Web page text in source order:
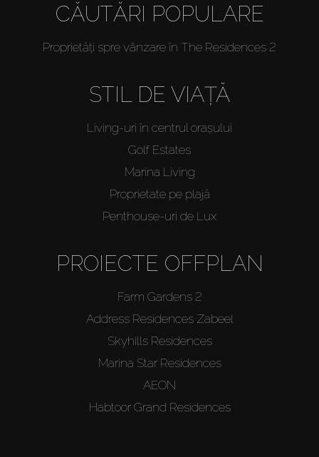
CĂUTĂRI POPULARE
Proprietăți spre vânzare în The Residences 2
STIL DE VIAȚĂ
Living-uri în centrul orașului
Golf Estates
Marina Living
Proprietate pe plajă
Penthouse-uri de Lux
PROIECTE OFFPLAN
Farm Gardens 2
Address Residences Zabeel
Skyhills Residences
Marina Star Residences
AEON
Habtoor Grand Residences